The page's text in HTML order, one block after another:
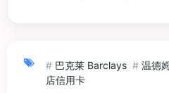
# 巴克莱 Barclays # 温德
店信用卡